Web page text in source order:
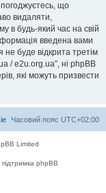
що
видаляти,
в будь-який час на свій
введена вами
не буде відкрита третім
/ e2u.org.ua”, ні phpBB
які можуть призвести
Часовий пояс UTC+02:00
Limited
підтримка phpBB